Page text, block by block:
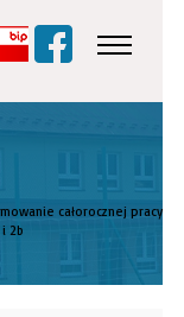
całorocznej pracy
2b